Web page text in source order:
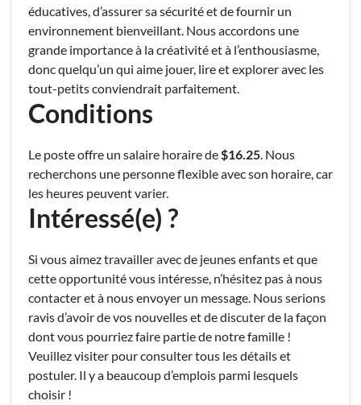
éducatives, d’assurer sa sécurité et de fournir un
environnement bienveillant. Nous accordons une
grande importance à la créativité et à l’enthousiasme,
donc quelqu’un qui aime jouer, lire et explorer avec les
tout-petits conviendrait parfaitement.
Conditions
Le poste offre un salaire horaire de$16.25. Nous
recherchons une personne flexible avec son horaire, car
les heures peuvent varier.
Intéressé(e) ?
Si vous aimez travailler avec de jeunes enfants et que
cette opportunité vous intéresse, n’hésitez pas à nous
contacter et à nous envoyer un message. Nous serions
ravis d’avoir de vos nouvelles et de discuter de la façon
dont vous pourriez faire partie de notre famille !
Veuillez visiter pour consulter tous les détails et
postuler. Il y a beaucoup d’emplois parmi lesquels
choisir !